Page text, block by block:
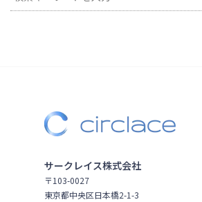
サークレイス株式会社
〒103-0027
東京都中央区日本橋2-1-3